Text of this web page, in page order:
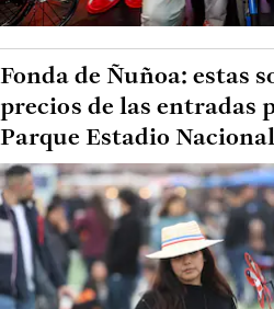
Fonda de Ñuñoa: estas
precios de las entradas
Parque Estadio Nacional